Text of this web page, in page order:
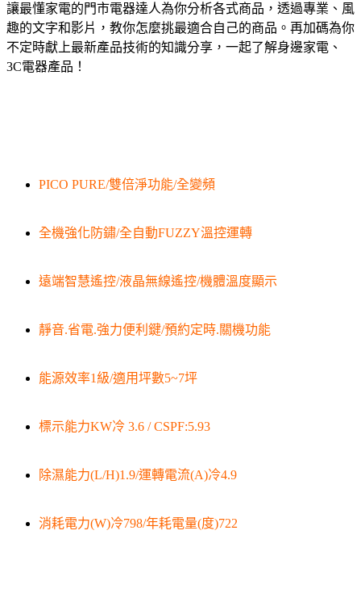
讓最懂家電的門市電器達人為你分析各式商品，透過專業、風
趣的文字和影片，教你怎麼挑最適合自己的商品。再加碼為你
不定時獻上最新產品技術的知識分享，一起了解身邊家電、
3C電器產品！
PICO PURE/雙倍淨功能/全變頻
全機強化防鏽/全自動FUZZY溫控運轉
遠端智慧遙控/液晶無線遙控/機體溫度顯示
靜音.省電.強力便利鍵/預約定時.關機功能
能源效率1級/適用坪數5~7坪
標示能力KW冷 3.6 / CSPF:5.93
除濕能力(L/H)1.9/運轉電流(A)冷4.9
消耗電力(W)冷798/年耗電量(度)722